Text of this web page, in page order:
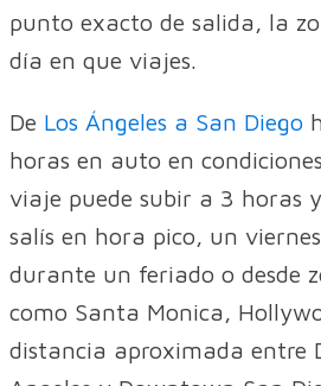
punto exacto de salida, la
día en que viajes.
De Los Ángeles a San Diego
horas en auto en
viaje puede subir a 3 horas
salís en hora pico, un
durante un feriado o desde
como Santa Monica,
distancia aproximada entre